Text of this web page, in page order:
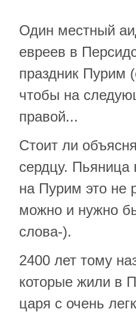
Один местный
евреев в
праздник Пурим
чтобы на
правой...
Стоит ли
сердцу. Пьяница
на Пурим это не
можно и нужно
слова-).
2400 лет тому
которые жили в
царя с очень